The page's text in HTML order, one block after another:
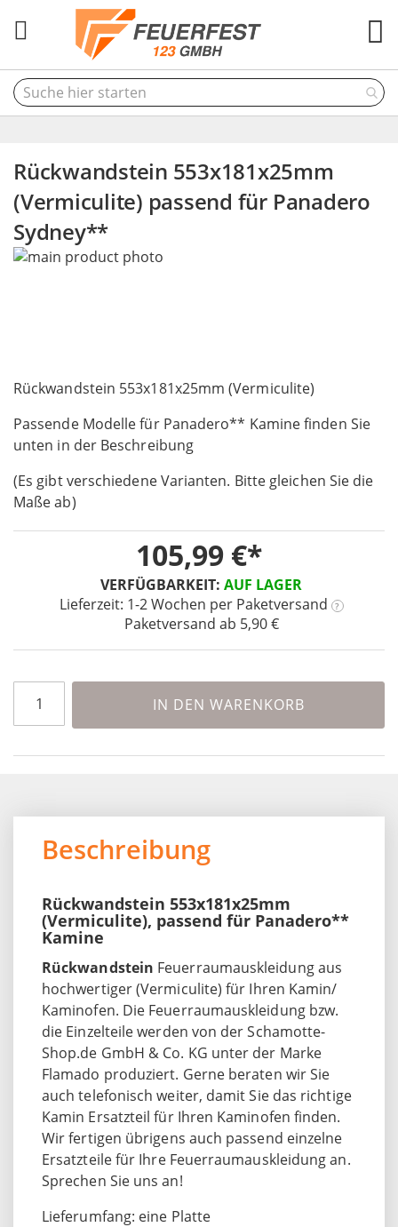
Rückwandstein 553x181x25mm
(Vermiculite) passend für Panadero
Sydney**
Rückwandstein 553x181x25mm (Vermiculite)
Passende Modelle für Panadero** Kamine finden Sie
unten in der Beschreibung
(Es gibt verschiedene Varianten. Bitte gleichen Sie die
Maße ab)
VERFÜGBARKEIT: AUF LAGER
Lieferzeit: 1-2 Wochen per Paketversand ?
Paketversand ab 5,90 €
105,99 €
IN DEN WARENKORB
Skip
gallery
to
beginning
of
images
gallery
Beschreibung
Rückwandstein 553x181x25mm
(Vermiculite), passend für Panadero**
Kamine
Rückwandstein Feuerraumauskleidung aus
hochwertiger (Vermiculite) für Ihren Kamin/
Kaminofen. Die Feuerraumauskleidung bzw.
die Einzelteile werden von der Schamotte-
Shop.de GmbH & Co. KG unter der Marke
Flamado produziert. Gerne beraten wir Sie
auch telefonisch weiter, damit Sie das richtige
Kamin Ersatzteil für Ihren Kaminofen finden.
Wir fertigen übrigens auch passend einzelne
Ersatzteile für Ihre Feuerraumauskleidung an.
Sprechen Sie uns an!
Lieferumfang: eine Platte